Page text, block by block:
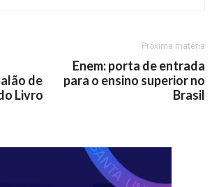
de
Livro
Próxima matéria
Enem: porta de entrada
para o ensino superior no
Brasil